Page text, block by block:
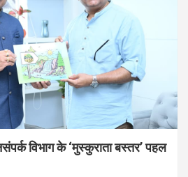
विभाग के ‘मुस्कुराता बस्तर’ पहल